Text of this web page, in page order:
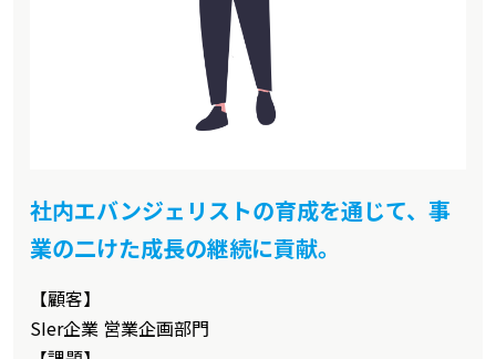
社内エバンジェリストの育成を通じて、事
業の二けた成長の継続に貢献。
【顧客】
SIer企業 営業企画部門